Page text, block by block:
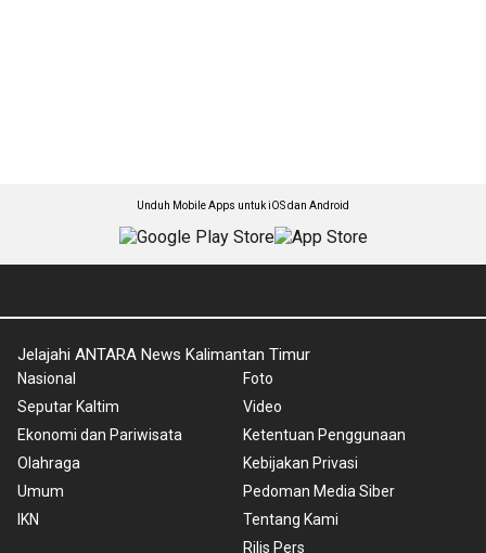
Unduh Mobile Apps untuk iOS dan Android
Jelajahi ANTARA News Kalimantan Timur
Nasional
Seputar Kaltim
Ekonomi dan Pariwisata
Olahraga
Umum
IKN
Foto
Video
Ketentuan Penggunaan
Kebijakan Privasi
Pedoman Media Siber
Tentang Kami
Rilis Pers